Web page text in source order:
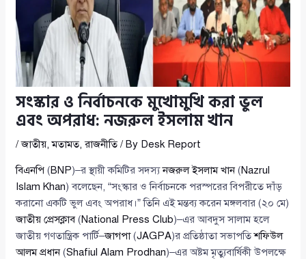
সংস্কার ও নির্বাচনকে মুখোমুখি করা ভুল
এবং অপরাধ: নজরুল ইসলাম খান
/জাতীয়,মতামত,রাজনীতি/ By Desk Report
বিএনপি (BNP)–র স্থায়ী কমিটির সদস্যনজরুল ইসলাম খান(Nazrul
Islam Khan) বলেছেন, “সংস্কার ও নির্বাচনকে পরস্পরের বিপরীতে দাঁড়
করানো একটি ভুল এবং অপরাধ।” তিনি এই মন্তব্য করেন মঙ্গলবার (২০ মে)
জাতীয় প্রেসক্লাব(National Press Club)–এর আবদুস সালাম হলে
জাতীয় গণতান্ত্রিক পার্টি–জাগপা(JAGPA)র প্রতিষ্ঠাতা সভাপতিশফিউল
আলম প্রধান(Shafiul Alam Prodhan)–এর অষ্টম মৃত্যুবার্ষিকী উপলক্ষে